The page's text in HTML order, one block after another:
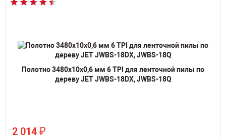
Полотно 3480х10х0,6 мм 6 TPI для ленточной пилы по
дереву JET JWBS-18DX, JWBS-18Q
2 014 ₽